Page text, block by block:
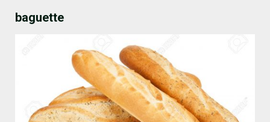
baguette